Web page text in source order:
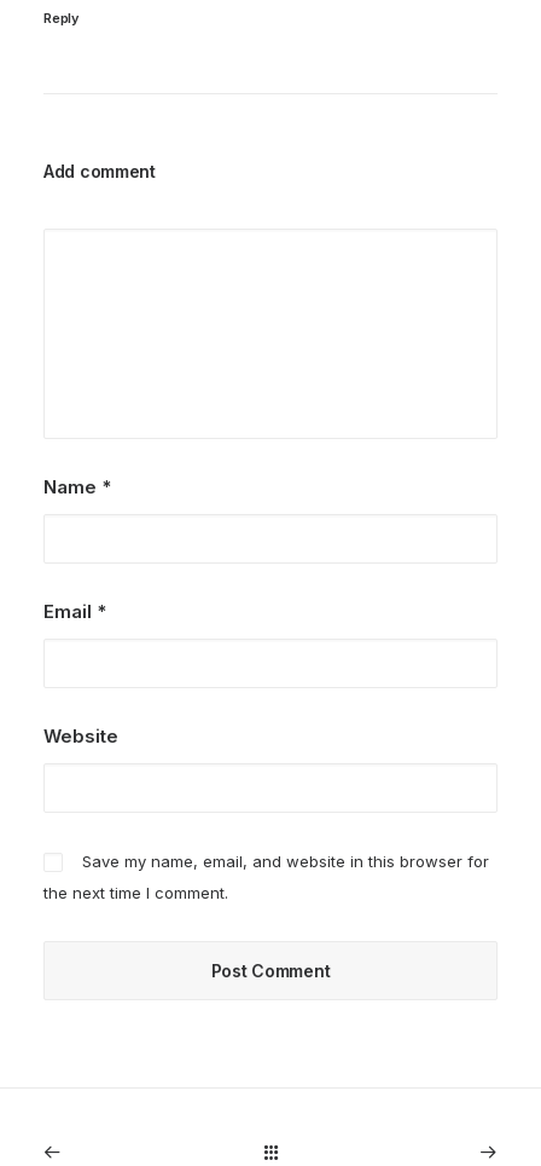
Reply
Add comment
Name *
Email *
Website
Save my name, email, and website in this browser for
the next time I comment.